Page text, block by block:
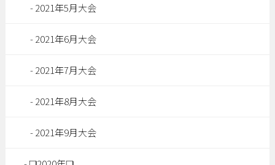
2021年5月大会
2021年6月大会
2021年7月大会
2021年8月大会
2021年9月大会